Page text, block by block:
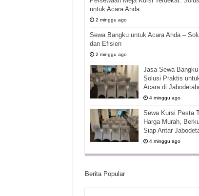
untuk Acara Anda
2 minggu ago
Sewa Bangku untuk Acara Anda –
dan Efisien
2 minggu ago
Jasa Sewa Bangku
Solusi Praktis
Acara di
4 minggu ago
Sewa Kursi Pesta
Harga Murah,
Siap Antar
4 minggu ago
Berita Popular